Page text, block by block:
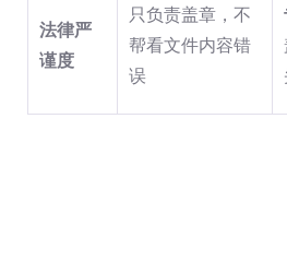
法律严
谨度
只负责盖章，不
帮看文件内容错
误